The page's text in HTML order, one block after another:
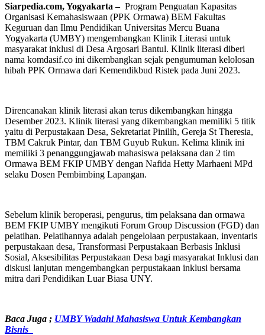
Siarpedia.com, Yogyakarta –Program Penguatan Kapasitas
Organisasi Kemahasiswaan (PPK Ormawa) BEM Fakultas
Keguruan dan Ilmu Pendidikan Universitas Mercu Buana
Yogyakarta (UMBY) mengembangkan Klinik Literasi untuk
masyarakat inklusi di Desa Argosari Bantul. Klinik literasi diberi
nama komdasif.co ini dikembangkan sejak pengumuman kelolosan
hibah PPK Ormawa dari Kemendikbud Ristek pada Juni 2023.
Direncanakan klinik literasi akan terus dikembangkan hingga
Desember 2023. Klinik literasi yang dikembangkan memiliki 5 titik
yaitu di Perpustakaan Desa, Sekretariat Pinilih, Gereja St Theresia,
TBM Cakruk Pintar, dan TBM Guyub Rukun. Kelima klinik ini
memiliki 3 penanggungjawab mahasiswa pelaksana dan 2 tim
Ormawa BEM FKIP UMBY dengan Nafida Hetty Marhaeni MPd
selaku Dosen Pembimbing Lapangan.
Sebelum klinik beroperasi, pengurus, tim pelaksana dan ormawa
BEM FKIP UMBY mengikuti Forum Group Discussion (FGD) dan
pelatihan. Pelatihannya adalah pengelolaan perpustakaan, inventaris
perpustakaan desa, Transformasi Perpustakaan Berbasis Inklusi
Sosial, Aksesibilitas Perpustakaan Desa bagi masyarakat Inklusi dan
diskusi lanjutan mengembangkan perpustakaan inklusi bersama
mitra dari Pendidikan Luar Biasa UNY.
Baca Juga ; UMBY Wadahi Mahasiswa Untuk Kembangkan
Bisnis